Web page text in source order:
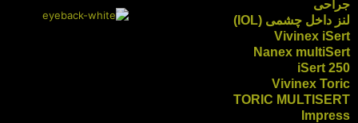
جراحی
لنز داخل چشمی (IOL)
Vivinex iSert
Nanex multiSert
iSert 250
Vivinex Toric
TORIC MULTISERT
Impress